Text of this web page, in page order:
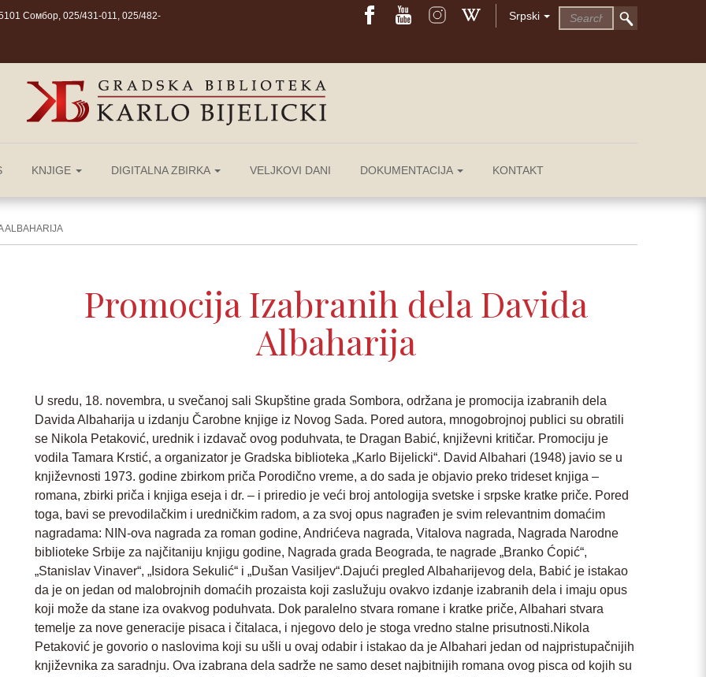
Сомбор, 025/431-011, 025/482- Srpski
KNJIGE DIGITALNA ZBIRKA VELJKOVI DANI DOKUMENTACIJA KONTAKT
ALBAHARIJA
Promocija Izabranih dela Davida
Albaharija
U sredu, 18. novembra, u svečanoj sali Skupštine grada Sombora, održana je promocija izabranih dela
Davida Albaharija u izdanju Čarobne knjige iz Novog Sada. Pored autora, mnogobrojnoj publici su obratili
se Nikola Petaković, urednik i izdavač ovog poduhvata, te Dragan Babić, književni kritičar. Promociju je
vodila Tamara Krstić, a organizator je Gradska biblioteka „Karlo Bijelicki“. David Albahari (1948) javio se u
književnosti 1973. godine zbirkom priča Porodično vreme, a do sada je objavio preko trideset knjiga –
romana, zbirki priča i knjiga eseja i dr. – i priredio je veći broj antologija svetske i srpske kratke priče. Pored
toga, bavi se prevodilačkim i uredničkim radom, a za svoj opus nagrađen je svim relevantnim domaćim
nagradama: NIN-ova nagrada za roman godine, Andrićeva nagrada, Vitalova nagrada, Nagrada Narodne
biblioteke Srbije za najčitaniju knjigu godine, Nagrada grada Beograda, te nagrade „Branko Ćopić“,
„Stanislav Vinaver“, „Isidora Sekulić“ i „Dušan Vasiljev“.Dajući pregled Albaharijevog dela, Babić je istakao
da je on jedan od malobrojnih domaćih prozaista koji zaslužuju ovakvo izdanje izabranih dela i imaju opus
koji može da stane iza ovakvog poduhvata. Dok paralelno stvara romane i kratke priče, Albahari stvara
temelje za nove generacije pisaca i čitalaca, i njegovo delo je stoga vredno stalne prisutnosti.Nikola
Petaković je govorio o naslovima koji su ušli u ovaj odabir i istakao da je Albahari jedan od najpristupačnijih
književnika za saradnju. Ova izabrana dela sadrže ne samo deset najbitnijih romana ovog pisca od kojih su